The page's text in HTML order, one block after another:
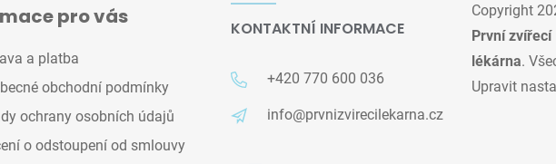
pro vás
a platba
obchodní podmínky
ochrany osobních údajů
o odstoupení od smlouvy
KONTAKTNÍ INFORMACE
+420 770 600 036
info@prvnizvirecilekarna.cz
Copyright
První zvířecí
lékárna.
Upravit